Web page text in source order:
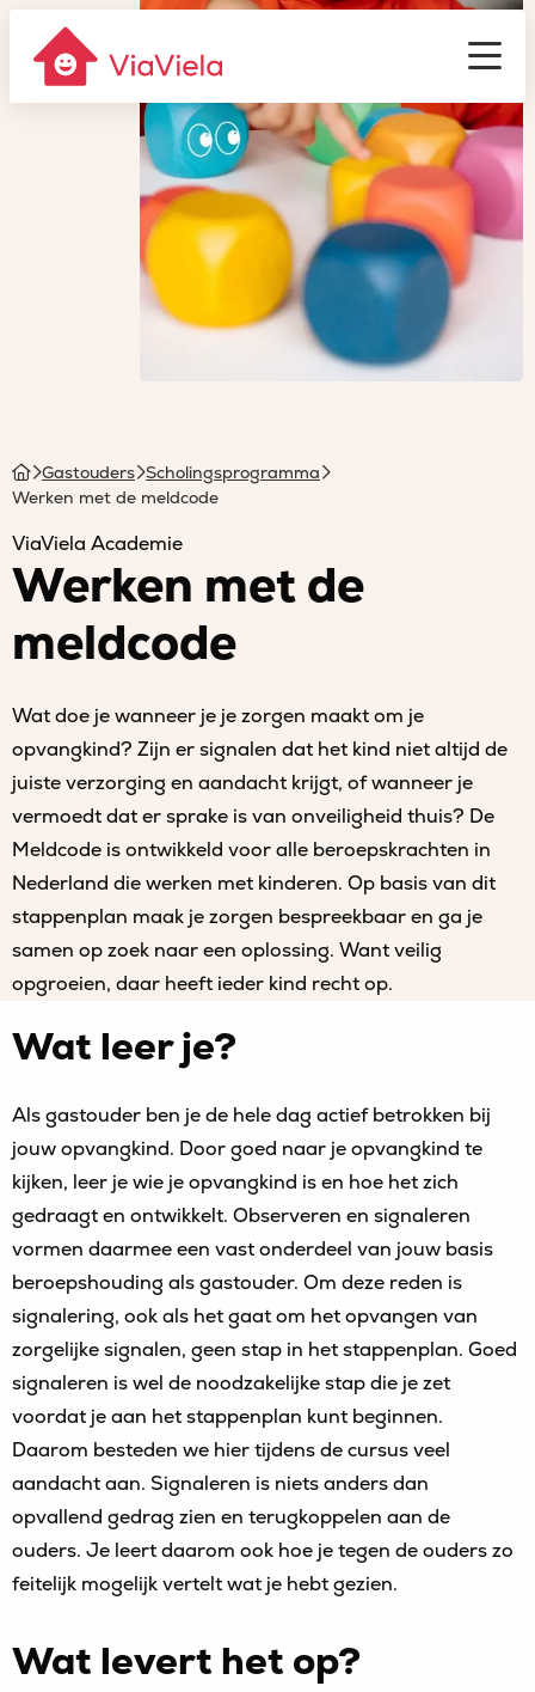
Gastouderbureau
ViaViela
Homepage
Gastouders Scholingsprogramma
Werken met de meldcode
ViaViela Academie
Werken met de
meldcode
Wat doe je wanneer je je zorgen maakt om je
opvangkind? Zijn er signalen dat het kind niet altijd de
juiste verzorging en aandacht krijgt, of wanneer je
vermoedt dat er sprake is van onveiligheid thuis? De
Meldcode is ontwikkeld voor alle beroepskrachten in
Nederland die werken met kinderen. Op basis van dit
stappenplan maak je zorgen bespreekbaar en ga je
samen op zoek naar een oplossing. Want veilig
opgroeien, daar heeft ieder kind recht op.
Wat leer je?
Als gastouder ben je de hele dag actief betrokken bij
jouw opvangkind. Door goed naar je opvangkind te
kijken, leer je wie je opvangkind is en hoe het zich
gedraagt en ontwikkelt. Observeren en signaleren
vormen daarmee een vast onderdeel van jouw basis
beroepshouding als gastouder. Om deze reden is
signalering, ook als het gaat om het opvangen van
zorgelijke signalen, geen stap in het stappenplan. Goed
signaleren is wel de noodzakelijke stap die je zet
voordat je aan het stappenplan kunt beginnen.
Daarom besteden we hier tijdens de cursus veel
aandacht aan. Signaleren is niets anders dan
opvallend gedrag zien en terugkoppelen aan de
ouders. Je leert daarom ook hoe je tegen de ouders zo
feitelijk mogelijk vertelt wat je hebt gezien.
Wat levert het op?